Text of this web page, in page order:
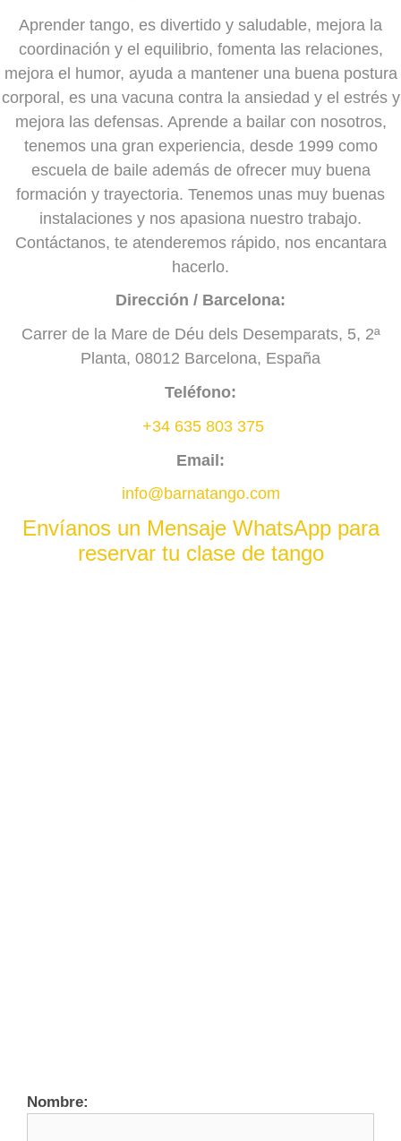
Aprender tango, es divertido y saludable, mejora la
coordinación y el equilibrio, fomenta las relaciones,
mejora el humor, ayuda a mantener una buena postura
corporal, es una vacuna contra la ansiedad y el estrés y
mejora las defensas. Aprende a bailar con nosotros,
tenemos una gran experiencia, desde 1999 como
escuela de baile además de ofrecer muy buena
formación y trayectoria. Tenemos unas muy buenas
instalaciones y nos apasiona nuestro trabajo.
Contáctanos, te atenderemos rápido, nos encantara
hacerlo.
Dirección / Barcelona:
Carrer de la Mare de Déu dels Desemparats, 5, 2ª
Planta, 08012 Barcelona, España
Teléfono:
+34 635 803 375
Email:
info@barnatango.com
Envíanos un Mensaje WhatsApp para
reservar tu clase de tango
Nombre: